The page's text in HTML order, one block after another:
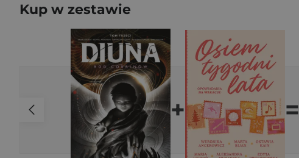
Kup w zestawie
+ =